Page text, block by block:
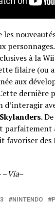
les
à la
filaire (ou
aux
dernière
d’interagir
.
parfaitement
favoriser des
–Via–
NINTENDO